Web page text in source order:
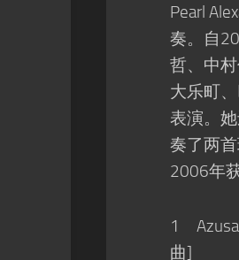
Pearl
奏。自
哲、中
大乐町
表演。
奏了两
2006年
1 Azusa
曲]